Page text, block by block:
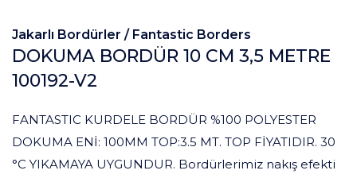
Jakarlı Bordürler / Fantastic Borders
DOKUMA BORDÜR 10 CM 3,5 METRE
100192-V2
FANTASTIC KURDELE BORDÜR %100 POLYESTER
DOKUMA ENİ: 100MM TOP:3.5 MT. TOP FİYATIDIR. 30
°C YIKAMAYA UYGUNDUR. Bordürlerimiz nakış efekti